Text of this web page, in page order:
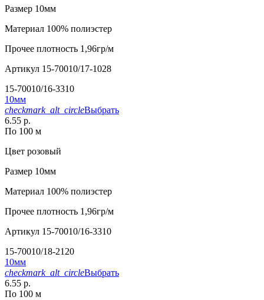
Размер 10мм
Материал 100% полиэстер
Прочее плотность 1,96гр/м
Артикул 15-70010/17-1028
15-70010/16-3310
10мм
checkmark_alt_circleВыбрать
6.55 р.
По 100 м
Цвет розовый
Размер 10мм
Материал 100% полиэстер
Прочее плотность 1,96гр/м
Артикул 15-70010/16-3310
15-70010/18-2120
10мм
checkmark_alt_circleВыбрать
6.55 р.
По 100 м